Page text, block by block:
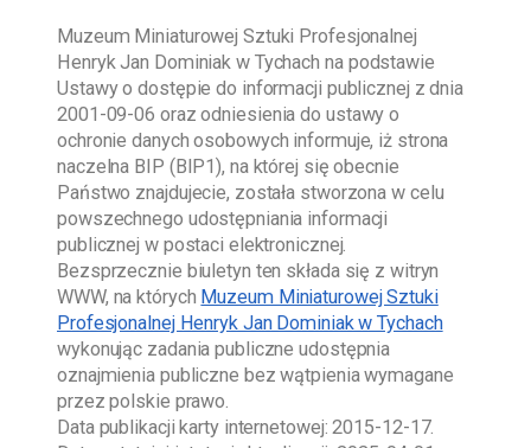
Muzeum Miniaturowej Sztuki Profesjonalnej
Henryk Jan Dominiak w Tychach na podstawie
Ustawy o dostępie do informacji publicznej z dnia
2001-09-06 oraz odniesienia do ustawy o
ochronie danych osobowych informuje, iż strona
naczelna BIP (BIP1), na której się obecnie
Państwo znajdujecie, została stworzona w celu
powszechnego udostępniania informacji
publicznej w postaci elektronicznej.
Bezsprzecznie biuletyn ten składa się z witryn
WWW, na których Muzeum Miniaturowej Sztuki
Profesjonalnej Henryk Jan Dominiak w Tychach
wykonując zadania publiczne udostępnia
oznajmienia publiczne bez wątpienia wymagane
przez polskie prawo.
Data publikacji karty internetowej:2015-12-17.